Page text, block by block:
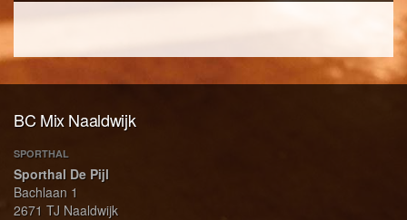
BC Mix Naaldwijk
SPORTHAL
Sporthal De Pijl
Bachlaan 1
2671 TJ Naaldwijk